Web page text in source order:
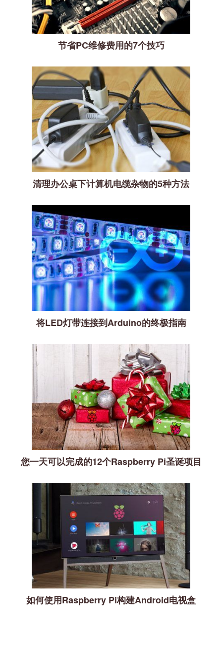
节省PC维修费用的7个技巧
清理办公桌下计算机电缆杂物的5种方法
将LED灯带连接到Arduino的终极指南
您一天可以完成的12个Raspberry Pi圣诞项目
如何使用Raspberry Pi构建Android电视盒